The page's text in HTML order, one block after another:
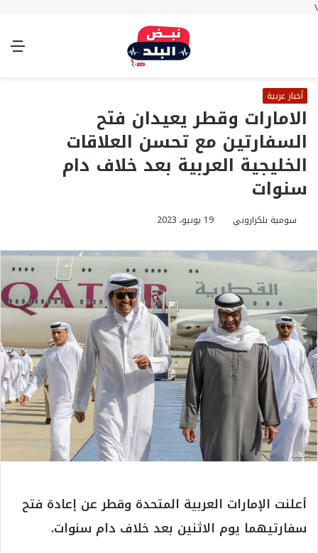
\
الوضع
أخبار عربية
الامارات وقطر يعيدان فتح
السفارتين مع تحسن العلاقات
الخليجية العربية بعد خلاف دام
سنوات
سومية بلكراروبي 19 يونيو، 2023
أعلنت الإمارات العربية المتحدة وقطر عن إعادة فتح
سفارتيهما يوم الاثنين بعد خلاف دام سنوات.